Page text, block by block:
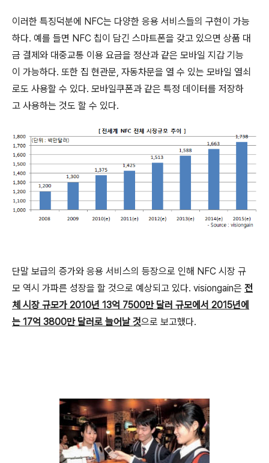
이러한 특징덕분에 NFC는 다양한 응용 서비스들의 구현이 가능
하다. 예를 들면 NFC 칩이 담긴 스마트폰을 갖고 있으면 상품 대
금 결제와 대중교통 이용 요금을 정산과 같은 모바일 지갑 기능
이 가능하다. 또한 집 현관문, 자동차문을 열 수 있는 모바일 열쇠
로도 사용할 수 있다. 모바일쿠폰과 같은 특정 데이터를 저장하
고 사용하는 것도 할 수 있다.
단말 보급의 증가와 응용 서비스의 등장으로 인해 NFC 시장 규
모 역시 가파른 성장을 할 것으로 예상되고 있다. visiongain은 전
체 시장 규모가 2010년 13억 7500만 달러 규모에서 2015년에
는 17억 3800만 달러로 늘어날 것으로 보고했다.